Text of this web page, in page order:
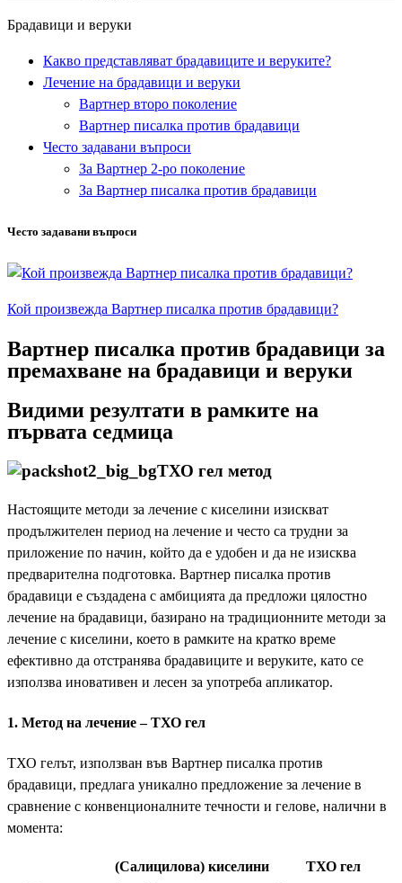
Брадавици и веруки
Какво представляват брадавиците и веруките?
Лечение на брадавици и веруки
Вартнер второ поколение
Вартнер писалка против брадавици
Често задавани въпроси
За Вартнер 2-ро поколение
За Вартнер писалка против брадавици
Често задавани въпроси
Кой произвежда Вартнер писалка против брадавици?
Вартнер писалка против брадавици за
премахване на брадавици и веруки
Видими резултати в рамките на
първата седмица
ТХО гел метод
Настоящите методи за лечение с киселини изискват
продължителен период на лечение и често са трудни за
приложение по начин, който да е удобен и да не изисква
предварителна подготовка. Вартнер писалка против
брадавици е създадена с амбицията да предложи цялостно
лечение на брадавици, базирано на традиционните методи за
лечение с киселини, което в рамките на кратко време
ефективно да отстранява брадавиците и веруките, като се
използва иновативен и лесен за употреба апликатор.
1. Метод на лечение – ТХО гел
ТХО гелът, използван във Вартнер писалка против
брадавици, предлага уникално предложение за лечение в
сравнение с конвенционалните течности и гелове, налични в
момента:
(Салицилова) киселини
ТХО гел